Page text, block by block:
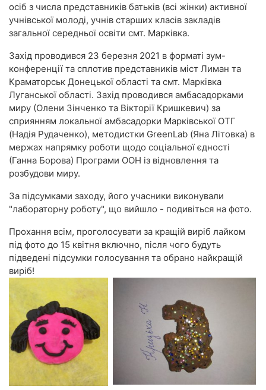
осіб з числа представників батьків (всі жінки) активної
учнівської молоді, учнів старших класів закладів
загальної середньої освіти смт. Марківка.
Захід проводився 23 березня 2021 в форматі зум-
конференції та сплотив представників міст Лиман та
Краматорськ Донецької області та смт. Марківка
Луганської області. Захід проводився амбасадорками
миру (Олени Зінченко та Вікторії Кришкевич) за
сприянням локальної амбасадорки Марківської ОТГ
(Надія Рудаченко), методистки GreenLab (Яна Літовка) в
мержах напрямку роботи щодо соціальної єдності
(Ганна Борова) Програми ООН із відновлення та
розбудови миру.
За підсумками заходу, його учасники виконували
"лабораторну роботу", що вийшло - подивіться на фото.
Прохання всім, проголосувати за кращій виріб лайком
під фото до 15 квітня включно, після чого будуть
підведені підсумки голосування та обрано найкращій
виріб!